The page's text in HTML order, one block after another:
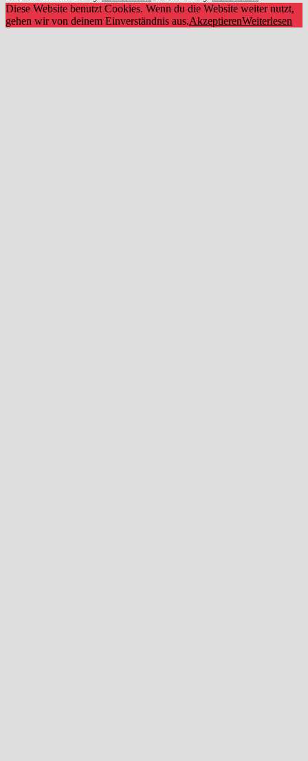
Diese Website benutzt Cookies. Wenn du die Website weiter nutzt,
gehen wir von deinem Einverständnis aus.AkzeptierenWeiterlesen